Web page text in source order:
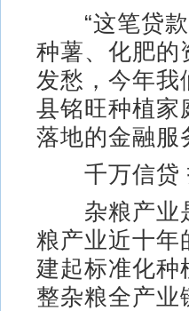
“这笔贷款
种薯、化肥的
发愁，今年我
县铭旺种植家
落地的金融服
千万信贷
杂粮产业是
粮产业近十年
建起标准化种
整杂粮全产业